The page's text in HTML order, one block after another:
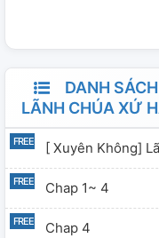
DANH
LÃNH CHÚA XỨ
[ Xuyên Không]
Chap 1~ 4
Chap 4